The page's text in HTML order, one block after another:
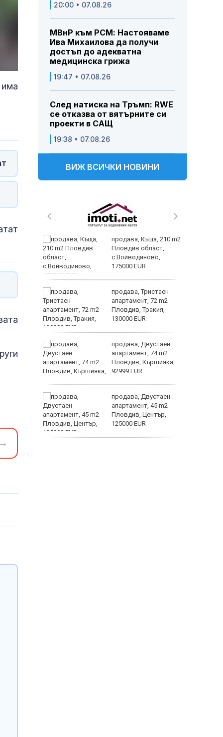
20:00 • 07.08.26
МВнР към РСМ: Настояваме
Ива Михаилова да получи
достъп до адекватна
медицинска грижа
19:47 • 07.08.26
След натиска на Тръмп: RWE
се отказва от вятърните си
проекти в САЩ
19:38 • 07.08.26
ВИЖ ВСИЧКИ НОВИНИ
са
продава, Къща, 210 m2
Пловдив област,
с.Войводиново,
175000 EUR
продава, Тристаен
апартамент, 72 m2
Пловдив, Тракия,
130000 EUR
продава, Двустаен
апартамент, 74 m2
Пловдив, Кършияка,
92999 EUR
продава, Двустаен
апартамент, 45 m2
Пловдив, Център,
125000 EUR